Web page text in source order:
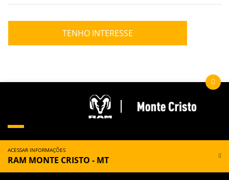
TENHO INTERESSE
ACESSAR INFORMAÇÕES
RAM MONTE CRISTO - MT